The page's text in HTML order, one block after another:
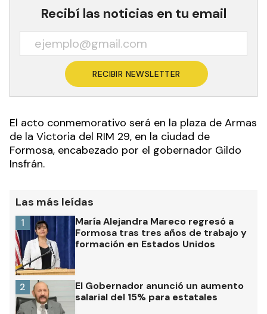
Recibí las noticias en tu email
RECIBIR NEWSLETTER
El acto conmemorativo será en la plaza de Armas
de la Victoria del RIM 29, en la ciudad de
Formosa, encabezado por el gobernador Gildo
Insfrán.
Las más leídas
María Alejandra Mareco regresó a
Formosa tras tres años de trabajo y
formación en Estados Unidos
1
El Gobernador anunció un aumento
salarial del 15% para estatales
2